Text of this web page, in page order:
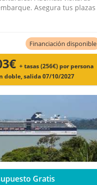
Asegura tus plazas
Financiación disponible
+ tasas (256€) por persona
doble, salida 07/10/2027
Gratis